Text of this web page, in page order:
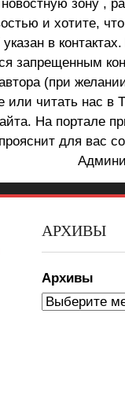
зону ,
и хотите,
в
запрещенным
(при
или читать нас
На портале
для вас
АРХИВЫ
Архивы